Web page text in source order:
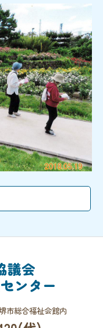
議会
ンター
市総合福祉会館内